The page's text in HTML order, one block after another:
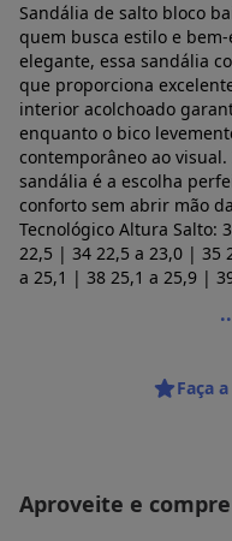
Sandália de salto bloco
quem busca estilo e
elegante, essa sandália
que proporciona
interior acolchoado
enquanto o bico
contemporâneo ao
sandália é a escolha
conforto sem abrir mão
Tecnológico Altura Salto:
22,5 | 34 22,5 a 23,0 | 35
a 25,1 | 38 25,1 a 25,9 |
Zatta Calcados -
Histórico de preços
julho/2026
Faça
Aproveite e